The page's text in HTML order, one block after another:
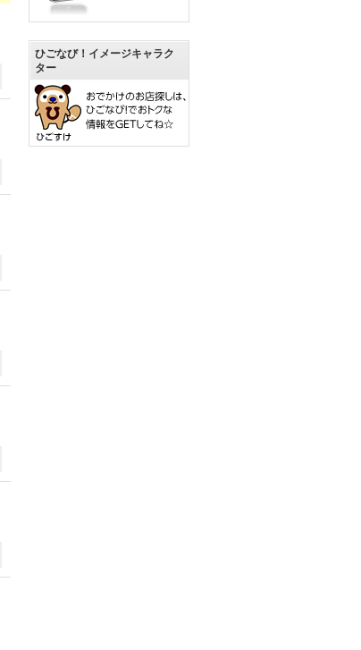
ひごなび！イメージキャラク
ター